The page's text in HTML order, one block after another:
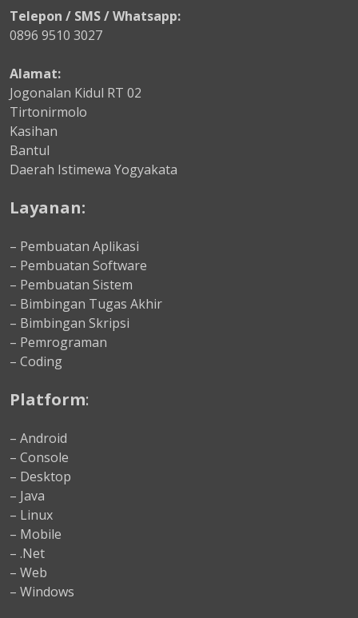
Telepon / SMS / Whatsapp:
0896 9510 3027
Alamat:
Jogonalan Kidul RT 02
Tirtonirmolo
Kasihan
Bantul
Daerah Istimewa Yogyakata
Layanan:
– Pembuatan Aplikasi
– Pembuatan Software
– Pembuatan Sistem
– Bimbingan Tugas Akhir
– Bimbingan Skripsi
– Pemrograman
– Coding
Platform:
– Android
– Console
– Desktop
– Java
– Linux
– Mobile
– .Net
– Web
– Windows